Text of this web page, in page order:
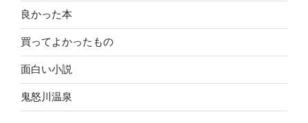
良かった本
買ってよかったもの
面白い小説
鬼怒川温泉